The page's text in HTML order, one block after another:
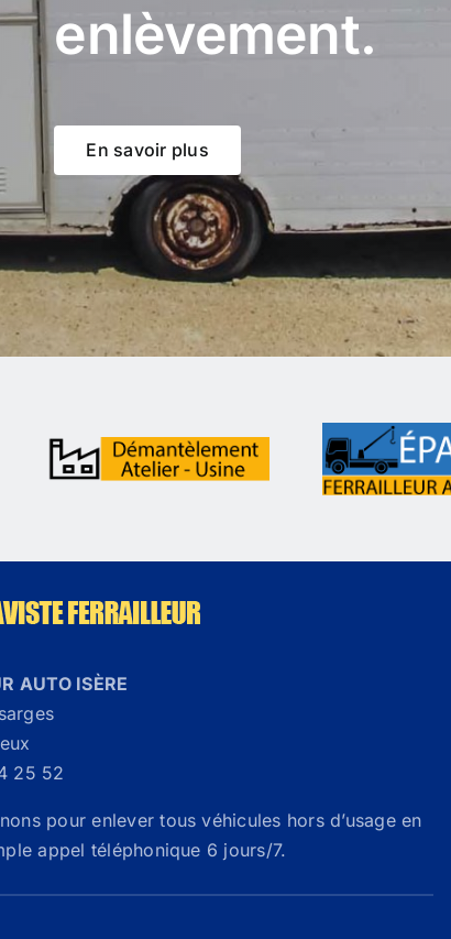
enlèvement.
En savoir plus
AUTO ISÈRE
25 52
pour enlever tous véhicules hors d’usage en
appel téléphonique 6 jours/7.